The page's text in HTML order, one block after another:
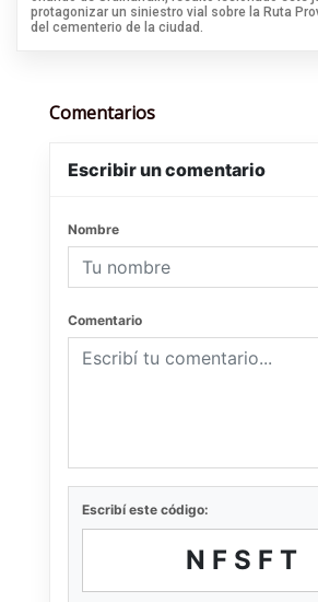
protagonizar un siniestro vial sobre la Ruta
del cementerio de la ciudad.
Comentarios
Escribir un comentario
Nombre
Comentario
Escribí este código:
NFSFT